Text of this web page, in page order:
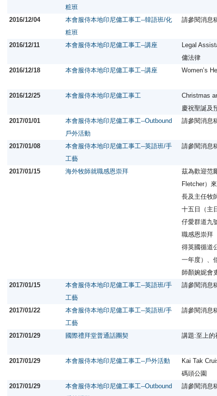
粧班
2016/12/04
本會服侍本地印尼傭工事工--韓語班/化
粧班
請參閱消息
2016/12/11 本會服侍本地印尼傭工事工--講座
Legal
傭法律
2016/12/18
本會服侍本地印尼傭工事工--講座 Women’s
2016/12/25 本會服侍本地印尼傭工事工
Christmas
慶祝聖誕及
2017/01/01
本會服侍本地印尼傭工事工--Outbound
戶外活動
請參閱消息
2017/01/08
本會服侍本地印尼傭工事工--英語班/手
工藝
請參閱消息
2017/01/15 海外牧師就職感恩崇拜
茲為歡迎范
Fletcher）
長及主任牧
十五日（主
仔愛群道九
職感恩崇拜
得英國循道
一年度）、
師顏婉妮會
2017/01/15
本會服侍本地印尼傭工事工--英語班/手
工藝
請參閱消息
2017/01/22
本會服侍本地印尼傭工事工--英語班/手
工藝
請參閱消息
2017/01/29 國際禮拜堂普通話團契 講題:至上
2017/01/29 本會服侍本地印尼傭工事工--戶外活動
Kai Tak
碼頭公園
2017/01/29
本會服侍本地印尼傭工事工--Outbound
請參閱消息